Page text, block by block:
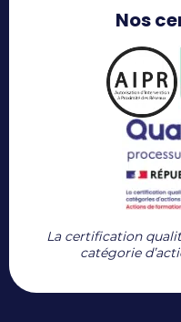
Nos
La certification
catégorie